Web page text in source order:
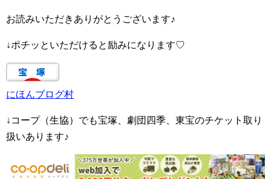
お読みいただきありがとうございます♪
↓ポチッといただけると励みになります♡
にほんブログ村
↓コープ（生協）でも宝塚、劇団四季、東宝のチケット取り
扱いあります♪